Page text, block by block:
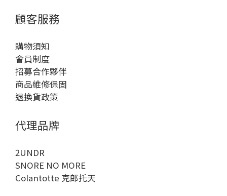
顧客服務
購物須知
會員制度
招募合作夥伴
商品維修保固
退換貨政策
代理品牌
2UNDR
SNORE NO MORE
Colantotte 克郎托天